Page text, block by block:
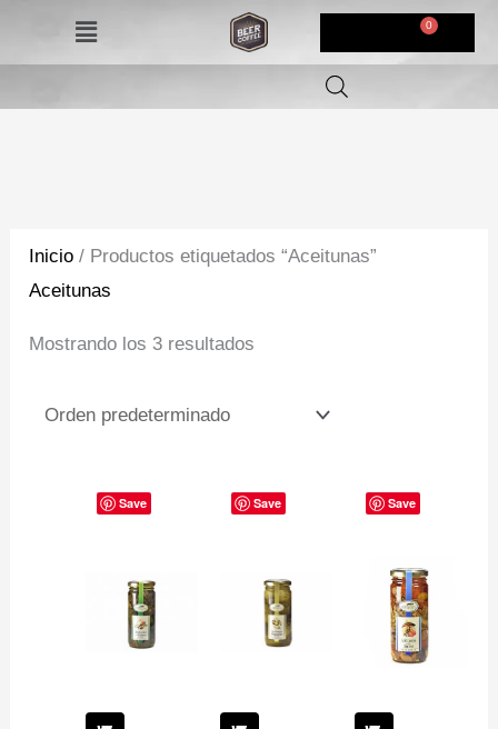
Menú
Inicio / Productos etiquetados “Aceitunas”
Aceitunas
Mostrando los 3 resultados
Save Save Save